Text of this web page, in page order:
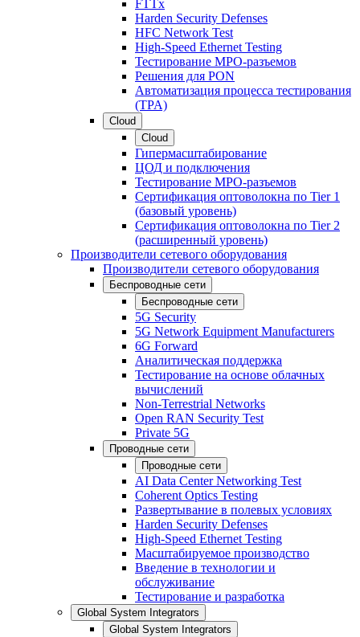
FTTx
Harden Security Defenses
HFC Network Test
High-Speed Ethernet Testing
Тестирование МРО-разъемов
Решения для PON
Автоматизация процесса тестирования
(TPA)
Cloud
Cloud
Гипермасштабирование
ЦОД и подключения
Тестирование МРО-разъемов
Сертификация оптоволокна по Tier 1
(базовый уровень)
Сертификация оптоволокна по Tier 2
(расширенный уровень)
Производители сетевого оборудования
Производители сетевого оборудования
Беспроводные сети
Беспроводные сети
5G Security
5G Network Equipment Manufacturers
6G Forward
Аналитическая поддержка
Тестирование на основе облачных
вычислений
Non-Terrestrial Networks
Open RAN Security Test
Private 5G
Проводные сети
Проводные сети
AI Data Center Networking Test
Coherent Optics Testing
Развертывание в полевых условиях
Harden Security Defenses
High-Speed Ethernet Testing
Масштабируемое производство
Введение в технологии и
обслуживание
Тестирование и разработка
Global System Integrators
Global System Integrators